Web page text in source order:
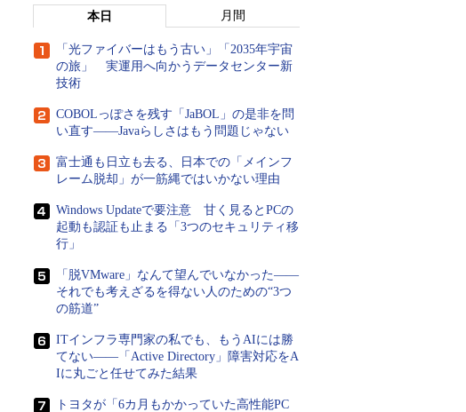
本日 月間
「光ファイバーはもう古い」「2035年宇宙
の旅」 実運用へ向かうデータセンター新
技術
COBOLっぽさを残す「JaBOL」の是非を問
い直す――Javaらしさはもう問題じゃない
富士通も日立も去る、日本での「メインフ
レーム脱却」が一筋縄ではいかない理由
Windows Updateで要注意 甘く見るとPCの
起動も認証も止まる「3つのセキュリティ移
行」
「脱VMware」なんて望んでいなかった――
それでも考えざるを得ない人のための“3つ
の筋道”
ITインフラ専門家の私でも、もうAIには勝
てない――「Active Directory」障害対応をA
Iに丸ごと任せてみた結果
トヨタが「6カ月もかかっていた高性能PC